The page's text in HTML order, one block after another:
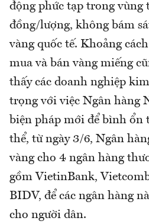
động phức tạp trong vùng
đồng/lượng, không bám
vàng quốc tế. Khoảng
mua và bán vàng miếng
thấy các doanh nghiệp
trọng với việc Ngân hàng
biện pháp mới để bình ổn
thể, từ ngày 3/6, Ngân
vàng cho 4 ngân hàng
gồm VietinBank,
BIDV, để các ngân hàng
cho người dân.